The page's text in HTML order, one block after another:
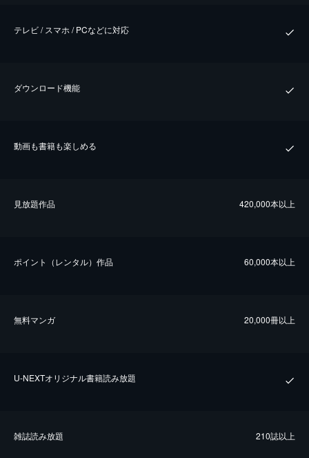
テレビ / スマホ / PCなどに対応
ダウンロード機能
動画も書籍も楽しめる
⾒放題作品 420,000本以上
ポイント（レンタル）作品 60,000本以上
無料マンガ 20,000冊以上
U-NEXTオリジナル書籍読み放題
雑誌読み放題 210誌以上